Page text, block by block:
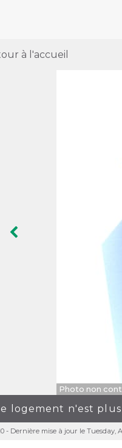
à l'accueil
Photo non
Image précédente
logement n'est
- Dernière mise à jour le Tuesday,